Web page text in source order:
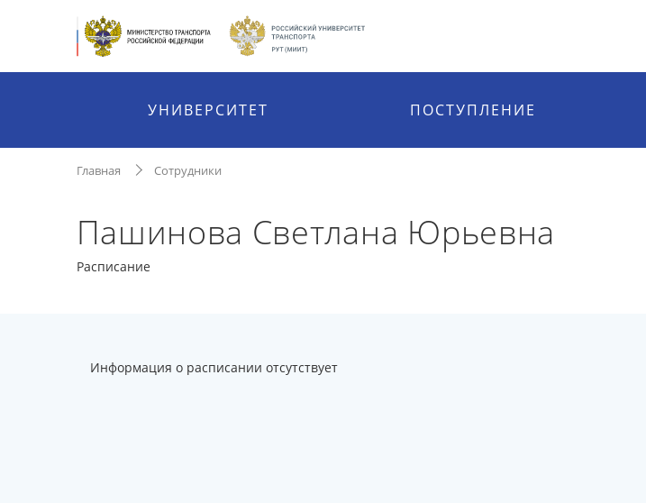
УНИВЕРСИТЕТ ПОСТУПЛЕНИЕ
Главная Сотрудники
Пашинова Светлана Юрьевна
Расписание
Информация о расписании отсутствует